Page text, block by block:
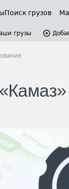
Поиск грузов
грузы